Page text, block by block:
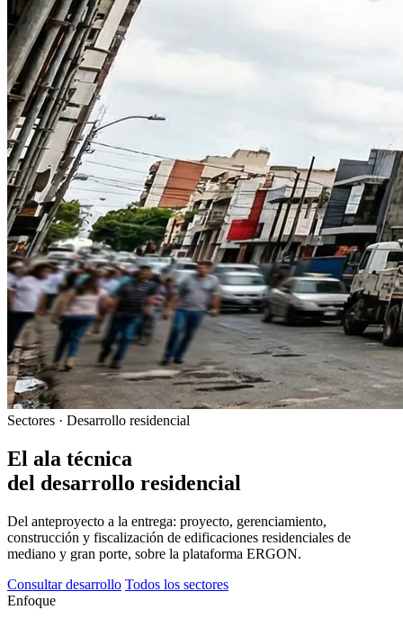
Sectores · Desarrollo residencial
El ala técnica
del desarrollo residencial
Del anteproyecto a la entrega: proyecto, gerenciamiento,
construcción y fiscalización de edificaciones residenciales de
mediano y gran porte, sobre la plataforma ERGON.
Consultar desarrollo Todos los sectores
Enfoque